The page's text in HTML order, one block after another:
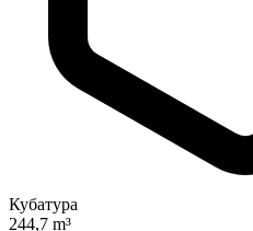
Кубатура
244,7 m³